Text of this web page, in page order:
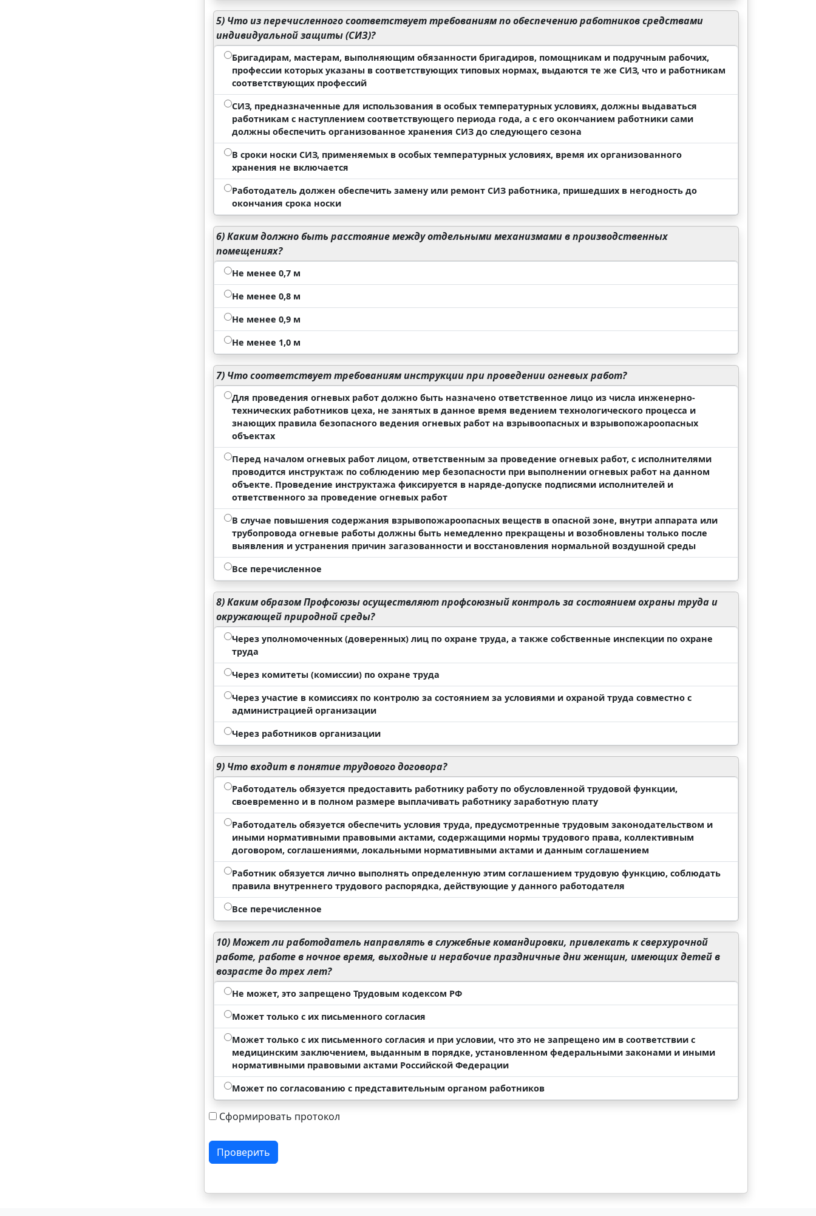
5) Что из перечисленного соответствует требованиям по обеспечению работников средствами
индивидуальной защиты (СИЗ)?
Бригадирам, мастерам, выполняющим обязанности бригадиров, помощникам и подручным рабочих,
профессии которых указаны в соответствующих типовых нормах, выдаются те же СИЗ, что и работникам
соответствующих профессий
СИЗ, предназначенные для использования в особых температурных условиях, должны выдаваться
работникам с наступлением соответствующего периода года, а с его окончанием работники сами
должны обеспечить организованное хранения СИЗ до следующего сезона
В сроки носки СИЗ, применяемых в особых температурных условиях, время их организованного
хранения не включается
Работодатель должен обеспечить замену или ремонт СИЗ работника, пришедших в негодность до
окончания срока носки
6)Каким должно быть расстояние между отдельными механизмами в производственных
помещениях?
Не менее 0,7 м
Не менее 0,8 м
Не менее 0,9 м
Не менее 1,0 м
7) Что соответствует требованиям инструкции при проведении огневых работ?
Для проведения огневых работ должно быть назначено ответственное лицо из числа инженерно-
технических работников цеха, не занятых в данное время ведением технологического процесса и
знающих правила безопасного ведения огневых работ на взрывоопасных и взрывопожароопасных
объектах
Перед началом огневых работ лицом, ответственным за проведение огневых работ, с исполнителями
проводится инструктаж по соблюдению мер безопасности при выполнении огневых работ на данном
объекте. Проведение инструктажа фиксируется в наряде-допуске подписями исполнителей и
ответственного за проведение огневых работ
В случае повышения содержания взрывопожароопасных веществ в опасной зоне, внутри аппарата или
трубопровода огневые работы должны быть немедленно прекращены и возобновлены только после
выявления и устранения причин загазованности и восстановления нормальной воздушной среды
Все перечисленное
8)Каким образом Профсоюзы осуществляют профсоюзный контроль за состоянием охраны труда и
окружающей природной среды?
Через уполномоченных (доверенных) лиц по охране труда, а также собственные инспекции по охране
труда
Через комитеты (комиссии) по охране труда
Через участие в комиссиях по контролю за состоянием за условиями и охраной труда совместно с
администрацией организации
Через работников организации
9) Что входит в понятие трудового договора?
Работодатель обязуется предоставить работнику работу по обусловленной трудовой функции,
своевременно и в полном размере выплачивать работнику заработную плату
Работодатель обязуется обеспечить условия труда, предусмотренные трудовым законодательством и
иными нормативными правовыми актами, содержащими нормы трудового права, коллективным
договором, соглашениями, локальными нормативными актами и данным соглашением
Работник обязуется лично выполнять определенную этим соглашением трудовую функцию, соблюдать
правила внутреннего трудового распорядка, действующие у данного работодателя
Все перечисленное
10)Может ли работодатель направлять в служебные командировки, привлекать к сверхурочной
работе, работе в ночное время, выходные и нерабочие праздничные дни женщин, имеющих детей в
возрасте до трех лет?
Не может, это запрещено Трудовым кодексом РФ
Может только с их письменного согласия
Может только с их письменного согласия и при условии, что это не запрещено им в соответствии с
медицинским заключением, выданным в порядке, установленном федеральными законами и иными
нормативными правовыми актами Российской Федерации
Может по согласованию с представительным органом работников
Сформировать протокол
Проверить